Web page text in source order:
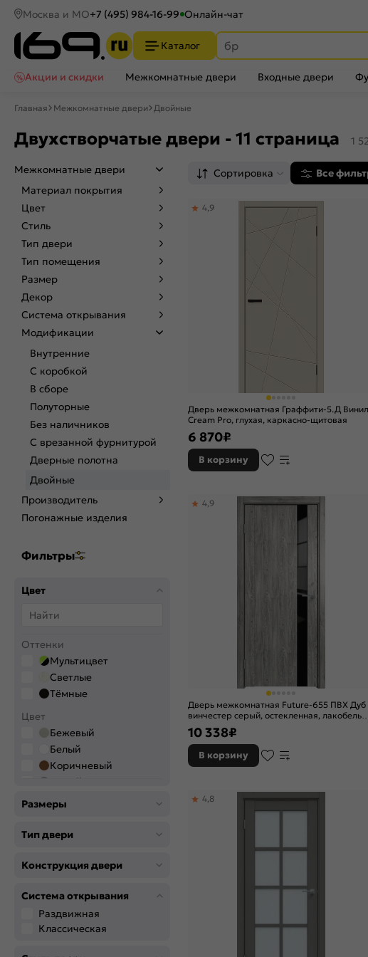
Москва и МО+7 (495) 984-16-99 Онлайн-чат
Каталог
Акции и скидки
Межкомнатные двери Входные двери
Главная Межкомнатные двери Двойные
Двухстворчатые двери - 11 страница 1
Межкомнатные двери
Материал покрытия
Цвет
Стиль
Тип двери
Тип помещения
Размер
Декор
Система открывания
Модификации
Внутренние
С коробкой
В сборе
Полуторные
Без наличников
С врезанной фурнитурой
Дверные полотна
Двойные
Производитель
Погонажные изделия
Фильтры
Цвет
Оттенки
Мультицвет
Светлые
Тёмные
Цвет
Бежевый
Белый
Коричневый
Серый
Цвет производителя
Alpik Oak
Arctic-R
Bianco melinga
Bianco Veralinga
Размеры
Тип двери
Конструкция двери
Система открывания
Раздвижная
Классическая
Сортировка Все
Дверь межкомнатная Граффити-5.Д Винил
Cream Pro, глухая, каркасно-щитовая
4,9
6 870₽
В корзину
Дверь межкомнатная Future-655 ПВХ Дуб
винчестер серый, остекленная, лакобель
чёрный, без кромки, царговая
4,9
10 338₽
В корзину
4,8